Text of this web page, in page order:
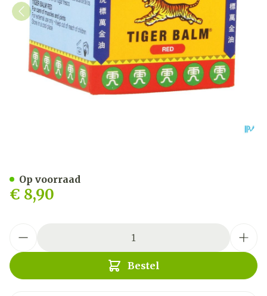
€ 8,90
Bestel
Op voorraad